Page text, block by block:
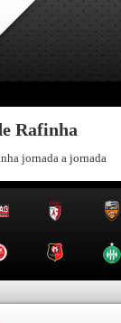
Rafinha
jornada a jornada